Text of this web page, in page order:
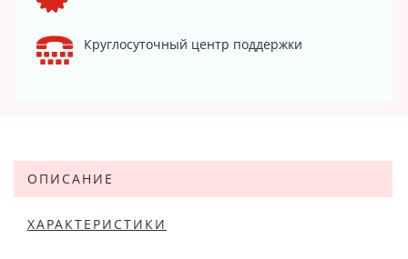
Круглосуточный центр поддержки
ОПИСАНИЕ
ХАРАКТЕРИСТИКИ